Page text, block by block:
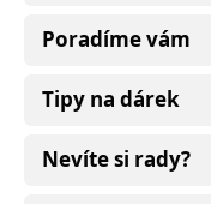
Poradíme vám
Tipy na dárek
Nevíte si rady?